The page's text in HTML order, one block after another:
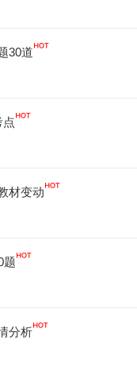
30道
点
材变动
题
分析